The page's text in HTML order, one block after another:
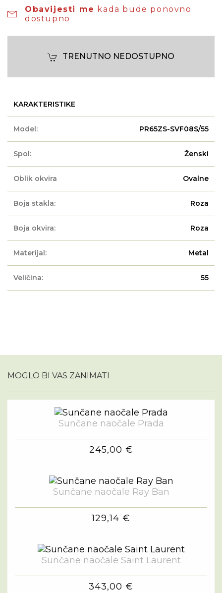
Obavijesti me kada bude ponovno
dostupno
TRENUTNO NEDOSTUPNO
KARAKTERISTIKE
Model: PR65ZS-SVF08S/55
Spol: Ženski
Oblik okvira Ovalne
Boja stakla: Roza
Boja okvira: Roza
Materijal: Metal
Veličina: 55
MOGLO BI VAS ZANIMATI
Sunčane naočale Prada
245,00 €
Sunčane naočale Ray Ban
129,14 €
Sunčane naočale Saint Laurent
343,00 €